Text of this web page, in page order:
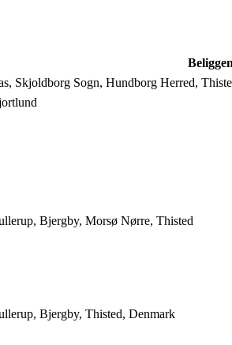
Skjoldborg Sogn, Hundborg Herred,
Bjergby, Morsø Nørre, Thisted
Bjergby, Thisted, Denmark